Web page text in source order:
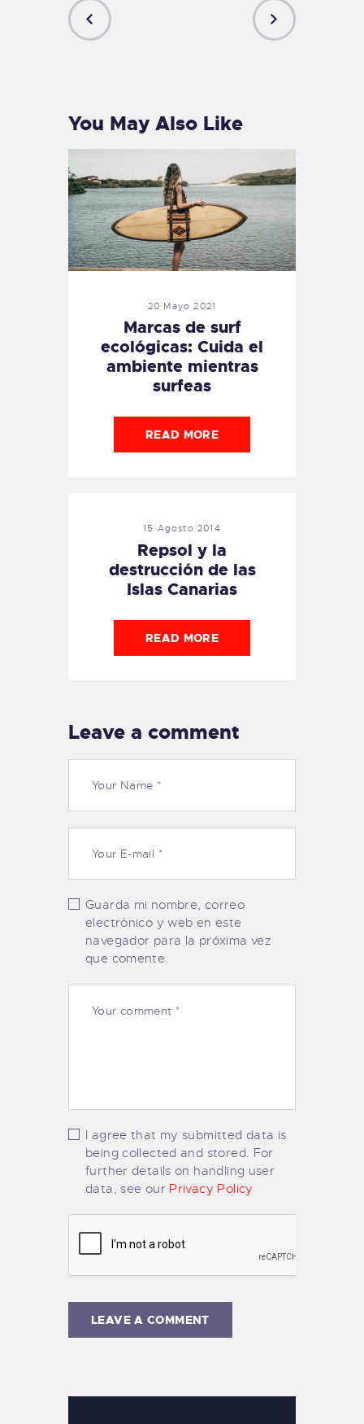
You May Also Like
20 Mayo 2021
Marcas de surf
ecológicas: Cuida el
ambiente mientras
surfeas
READ MORE
15 Agosto 2014
Repsol y la
destrucción de las
Islas Canarias
READ MORE
Leave a comment
Guarda mi nombre, correo
electrónico y web en este
navegador para la próxima vez
que comente.
I agree that my submitted data is
being collected and stored. For
further details on handling user
data, see our Privacy Policy